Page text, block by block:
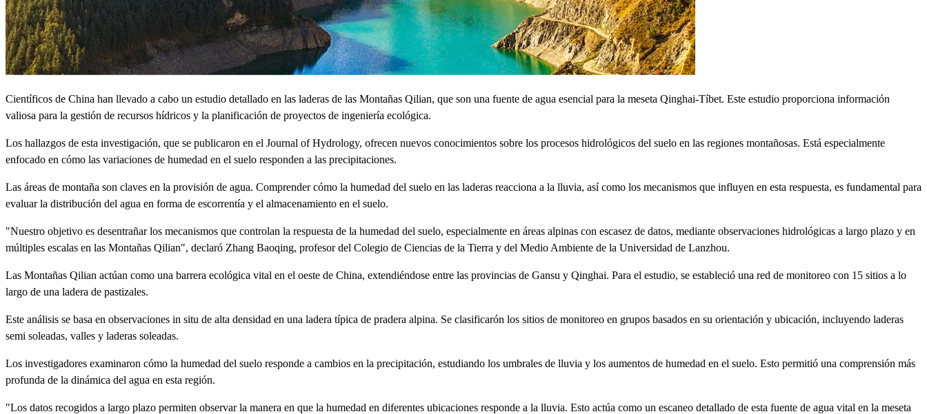
Científicos de China han llevado a cabo un estudio detallado en las laderas de las Montañas Qilian, que son una fuente de agua esencial para la meseta Qinghai-Tíbet. Este estudio proporciona información
valiosa para la gestión de recursos hídricos y la planificación de proyectos de ingeniería ecológica.
Los hallazgos de esta investigación, que se publicaron en el Journal of Hydrology, ofrecen nuevos conocimientos sobre los procesos hidrológicos del suelo en las regiones montañosas. Está especialmente
enfocado en cómo las variaciones de humedad en el suelo responden a las precipitaciones.
Las áreas de montaña son claves en la provisión de agua. Comprender cómo la humedad del suelo en las laderas reacciona a la lluvia, así como los mecanismos que influyen en esta respuesta, es fundamental para
evaluar la distribución del agua en forma de escorrentía y el almacenamiento en el suelo.
"Nuestro objetivo es desentrañar los mecanismos que controlan la respuesta de la humedad del suelo, especialmente en áreas alpinas con escasez de datos, mediante observaciones hidrológicas a largo plazo y en
múltiples escalas en las Montañas Qilian", declaró Zhang Baoqing, profesor del Colegio de Ciencias de la Tierra y del Medio Ambiente de la Universidad de Lanzhou.
Las Montañas Qilian actúan como una barrera ecológica vital en el oeste de China, extendiéndose entre las provincias de Gansu y Qinghai. Para el estudio, se estableció una red de monitoreo con 15 sitios a lo
largo de una ladera de pastizales.
Este análisis se basa en observaciones in situ de alta densidad en una ladera típica de pradera alpina. Se clasificarón los sitios de monitoreo en grupos basados en su orientación y ubicación, incluyendo laderas
semi soleadas, valles y laderas soleadas.
Los investigadores examinaron cómo la humedad del suelo responde a cambios en la precipitación, estudiando los umbrales de lluvia y los aumentos de humedad en el suelo. Esto permitió una comprensión más
profunda de la dinámica del agua en esta región.
"Los datos recogidos a largo plazo permiten observar la manera en que la humedad en diferentes ubicaciones responde a la lluvia. Esto actúa como un escaneo detallado de esta fuente de agua vital en la meseta